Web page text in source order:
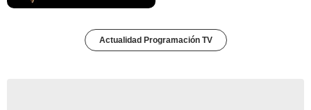
Actualidad Programación TV